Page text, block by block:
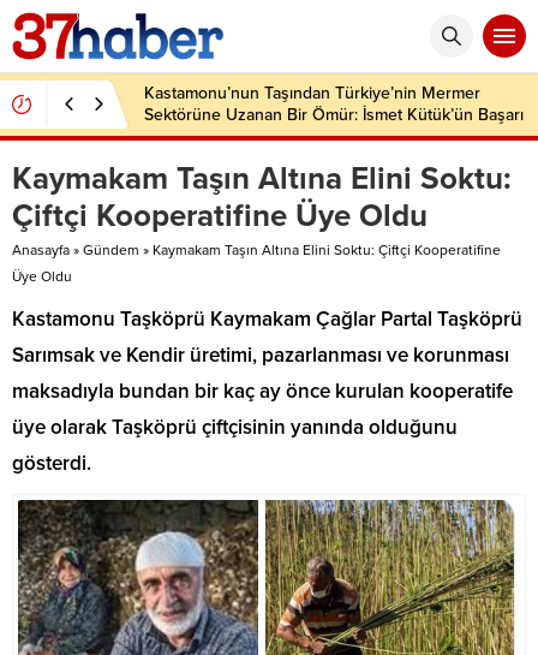
Kastamonu’nun Taşından Türkiye’nin Mermer
Sektörüne Uzanan Bir Ömür: İsmet Kütük’ün Başarı
Hikâyesi
Kaymakam Taşın Altına Elini Soktu:
Çiftçi Kooperatifine Üye Oldu
Anasayfa » Gündem » Kaymakam Taşın Altına Elini Soktu: Çiftçi Kooperatifine
Üye Oldu
Kastamonu Taşköprü Kaymakam Çağlar Partal Taşköprü
Sarımsak ve Kendir üretimi, pazarlanması ve korunması
maksadıyla bundan bir kaç ay önce kurulan kooperatife
üye olarak Taşköprü çiftçisinin yanında olduğunu
gösterdi.